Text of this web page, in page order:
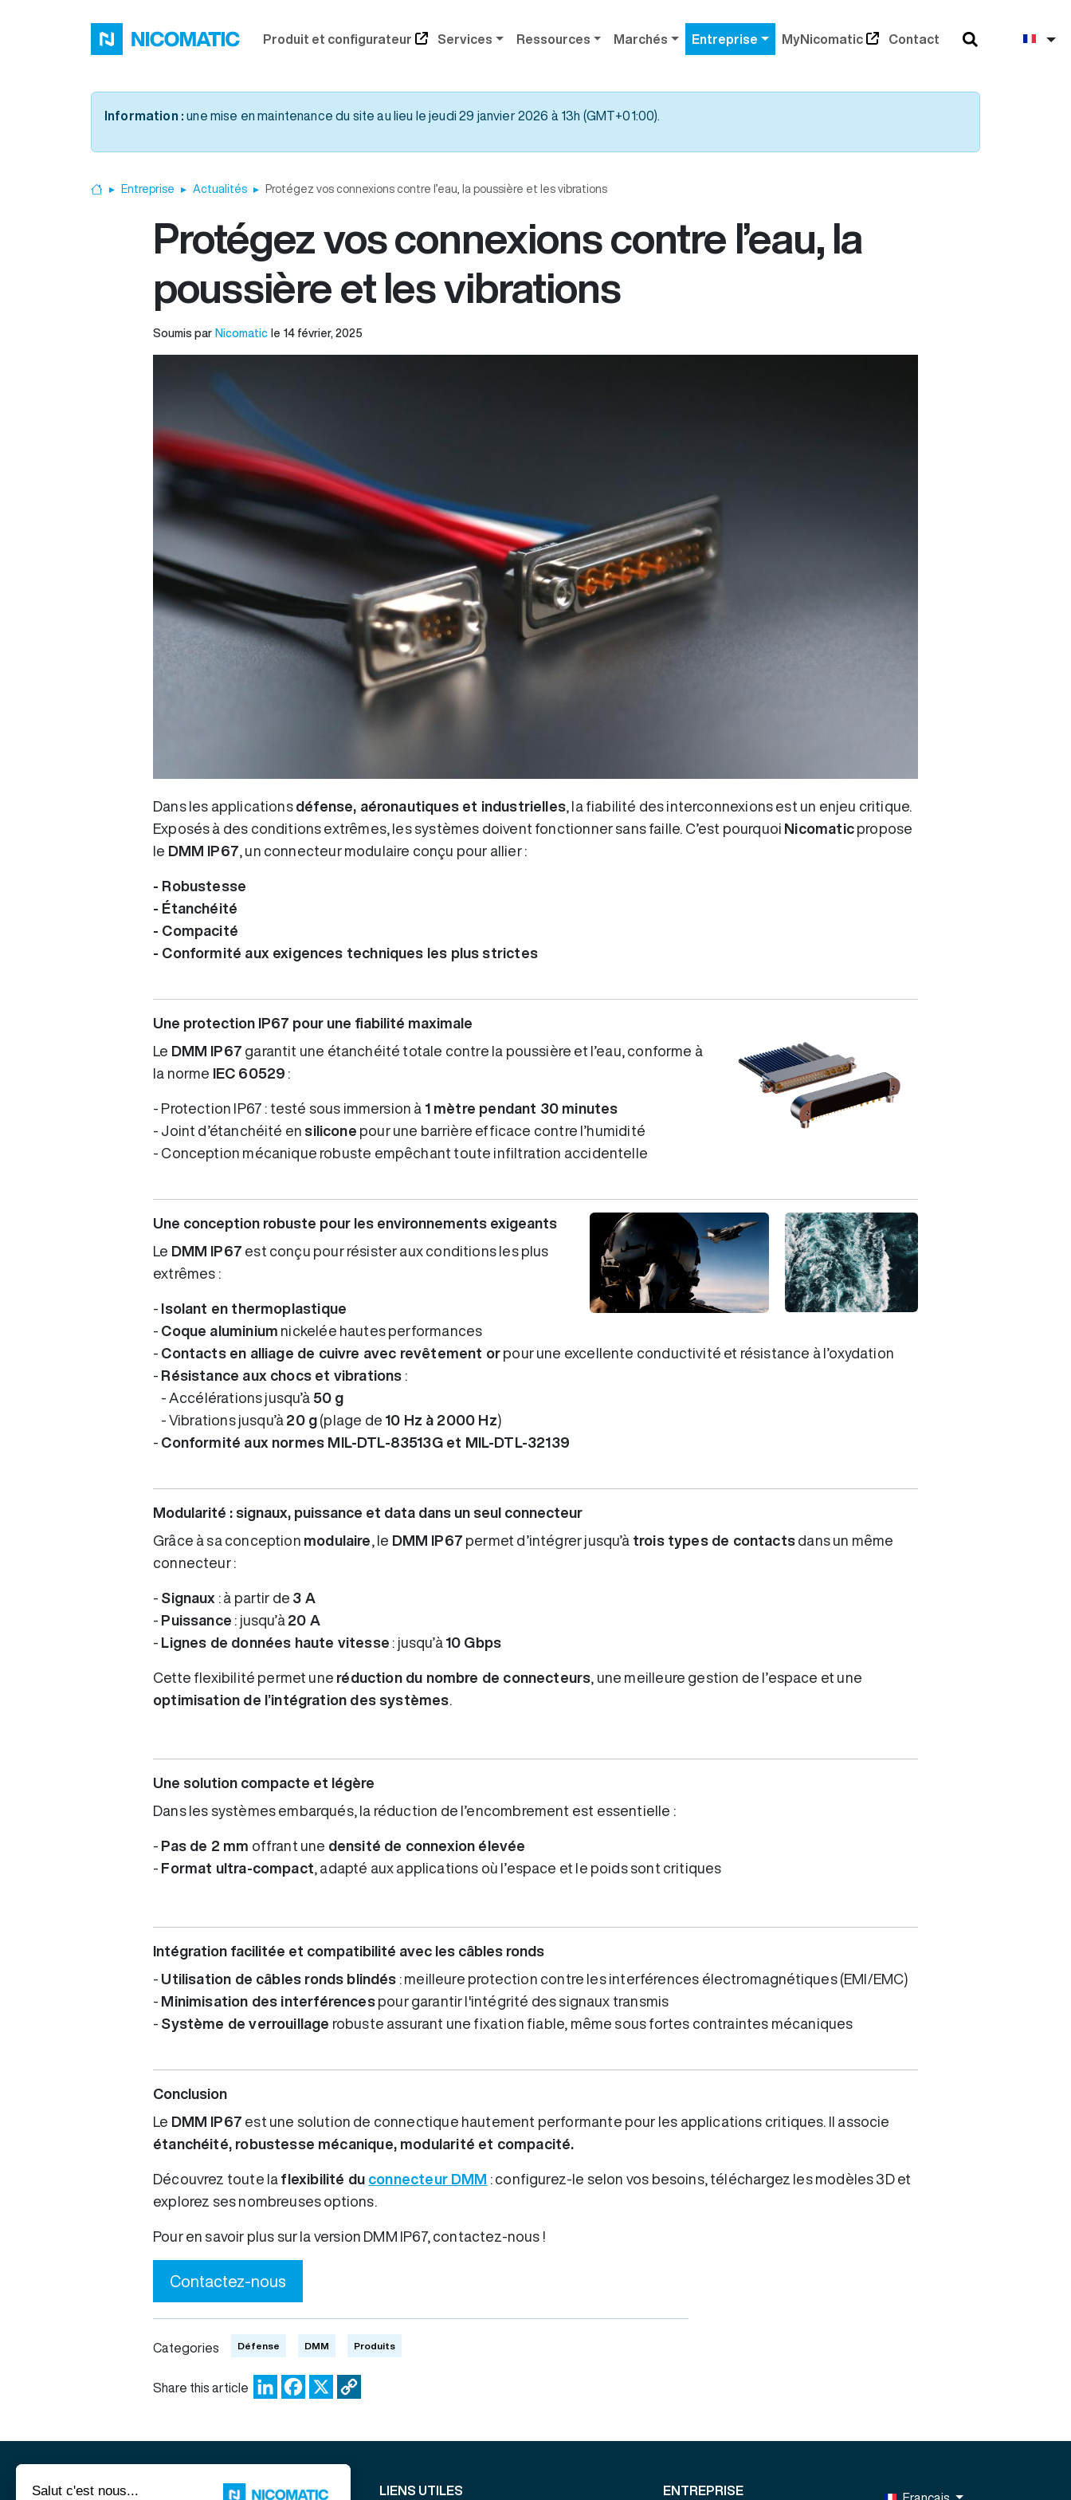
Produit et configurateur Services Ressources Marchés Entreprise MyNicomatic Contact Rechercher
Information : une mise en maintenance du site au lieu le jeudi 29 janvier 2026 à 13h (GMT+01:00).
Accueil
Entreprise Actualités Protégez vos connexions contre l’eau, la poussière et les vibrations
Protégez vos connexions contre l’eau, la
poussière et les vibrations
Soumis par Nicomatic le 14 février, 2025
Dans les applications défense, aéronautiques et industrielles , la fiabilité des interconnexions est un enjeu critique.
Exposés à des conditions extrêmes, les systèmes doivent fonctionner sans faille. C’est pourquoi Nicomaticpropose
le DMM IP67 , un connecteur modulaire conçu pour allier :
- Robustesse
- Étanchéité
- Compacité
- Conformité aux exigences techniques les plus strictes
Une protection IP67 pour une fiabilité maximale
Le DMM IP67 garantit une étanchéité totale contre la poussière et l’eau, conforme à
la norme IEC 60529 :
- Protection IP67 : testé sous immersion à 1 mètre pendant 30 minutes
- Joint d’étanchéité en silicone pour une barrière efficace contre l’humidité
- Conception mécanique robuste empêchant toute infiltration accidentelle
Une conception robuste pour les environnements exigeants
Le DMM IP67 est conçu pour résister aux conditions les plus
extrêmes :
- Isolant en thermoplastique
- Coque aluminium nickelée hautes performances
- Contacts en alliage de cuivre avec revêtement or pour une excellente conductivité et résistance à l’oxydation
- Résistance aux chocs et vibrations :
- Accélérations jusqu’à 50 g
- Vibrations jusqu’à 20 g (plage de 10 Hz à 2000 Hz)
- Conformité aux normes MIL-DTL-83513G et MIL-DTL-32139
Modularité : signaux, puissance et data dans un seul connecteur
Grâce à sa conception modulaire , le DMM IP67 permet d’intégrer jusqu’à trois types de contactsdans un même
connecteur :
- Signaux : à partir de 3 A
- Puissance : jusqu’à 20 A
- Lignes de données haute vitesse : jusqu’à 10 Gbps
Cette flexibilité permet une réduction du nombre de connecteurs , une meilleure gestion de l’espace et une
optimisation de l’intégration des systèmes
Une solution compacte et légère
Dans les systèmes embarqués, la réduction de l’encombrement est essentielle :
- Pas de 2 mm offrant une densité de connexion élevée
- Format ultra-compact , adapté aux applications où l’espace et le poids sont critiques
Intégration facilitée et compatibilité avec les câbles ronds
- Utilisation de câbles ronds blindés : meilleure protection contre les interférences électromagnétiques (EMI/EMC)
- Minimisation des interférencespour garantir l'intégrité des signaux transmis
- Système de verrouillage robuste assurant une fixation fiable, même sous fortes contraintes mécaniques
Conclusion
Le DMM IP67 est une solution de connectique hautement performante pour les applications critiques. Il associe
étanchéité, robustesse mécanique, modularité et compacité.
Découvrez toute la flexibilité du connecteur DMM : configurez-le selon vos besoins, téléchargez les modèles 3D et
explorez ses nombreuses options.
Pour en savoir plus sur la version DMM IP67, contactez-nous !
Contactez-nous
Categories Défense DMM Produits
Share this article LinkedInFacebook
LIENS UTILES ENTREPRISE
Français